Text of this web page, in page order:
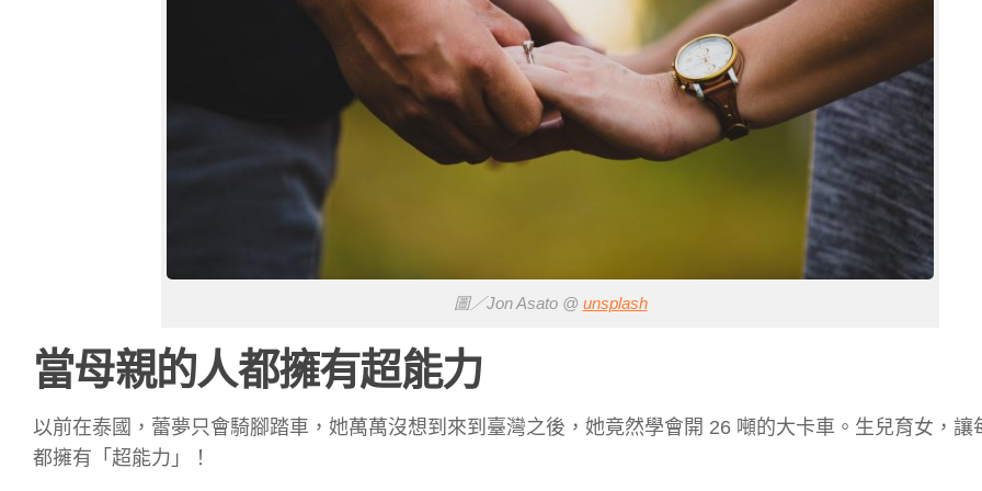
圖／Jon Asato @ unsplash
當母親的人都擁有超能力
以前在泰國，蕾夢只會騎腳踏車，她萬萬沒想到來到臺灣之後，她竟然學會開 26 噸的大卡車。生兒育女，讓
都擁有「超能力」！